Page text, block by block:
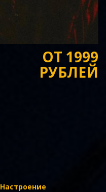
ОТ 1999
РУБЛЕЙ
Настроение